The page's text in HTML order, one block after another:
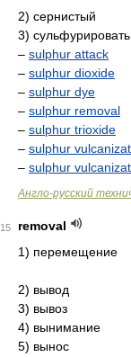
2) сернистый
3) сульфурировать
– sulphur attack
– sulphur dioxide
– sulphur dye
– sulphur removal
– sulphur trioxide
– sulphur
– sulphur
Англо-русский
15
removal
1) перемещение
2) вывод
3) вывоз
4) вынимание
5) вынос